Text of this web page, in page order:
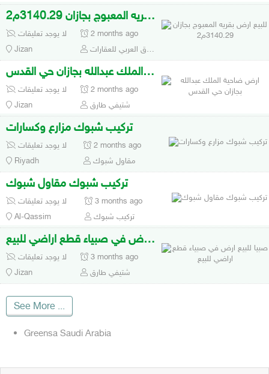
للبيع ارض بقريه المعبوج بجازان 3140.29م2
لا يوجد تعليقات
2 months ago
Jizan
مكتب الشرق العربي للعقارات
ارض ضاحية الملك عبدالله بجازان حي القدس
لا يوجد تعليقات
2 months ago
Jizan
شتيفي طارق
تركيب شبوك مزارع وكسارات
لا يوجد تعليقات
2 months ago
Riyadh
مقاول شبوك
تركيب شبوك مقاول شبوك
لا يوجد تعليقات
3 months ago
Al-Qassim
تركيب شبوك
صبيا للبيع ارض في صبياء قطع اراضي للبيع
لا يوجد تعليقات
3 months ago
Jizan
شتيفي طارق
See More ...
Greensa Saudi Arabia